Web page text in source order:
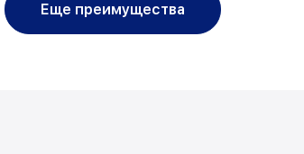
Еще преимущества